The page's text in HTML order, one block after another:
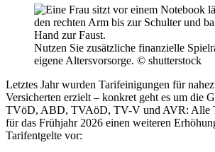
Nutzen Sie zusätzliche finanzielle
eigene Altersvorsorge. © shutterstock
Letztes Jahr wurden Tarifeinigungen für
Versicherten erzielt – konkret geht es um die
TVöD, ABD, TVAöD, TV-V und AVR: Alle
für das Frühjahr 2026 einen weiteren
Tarifentgelte vor: